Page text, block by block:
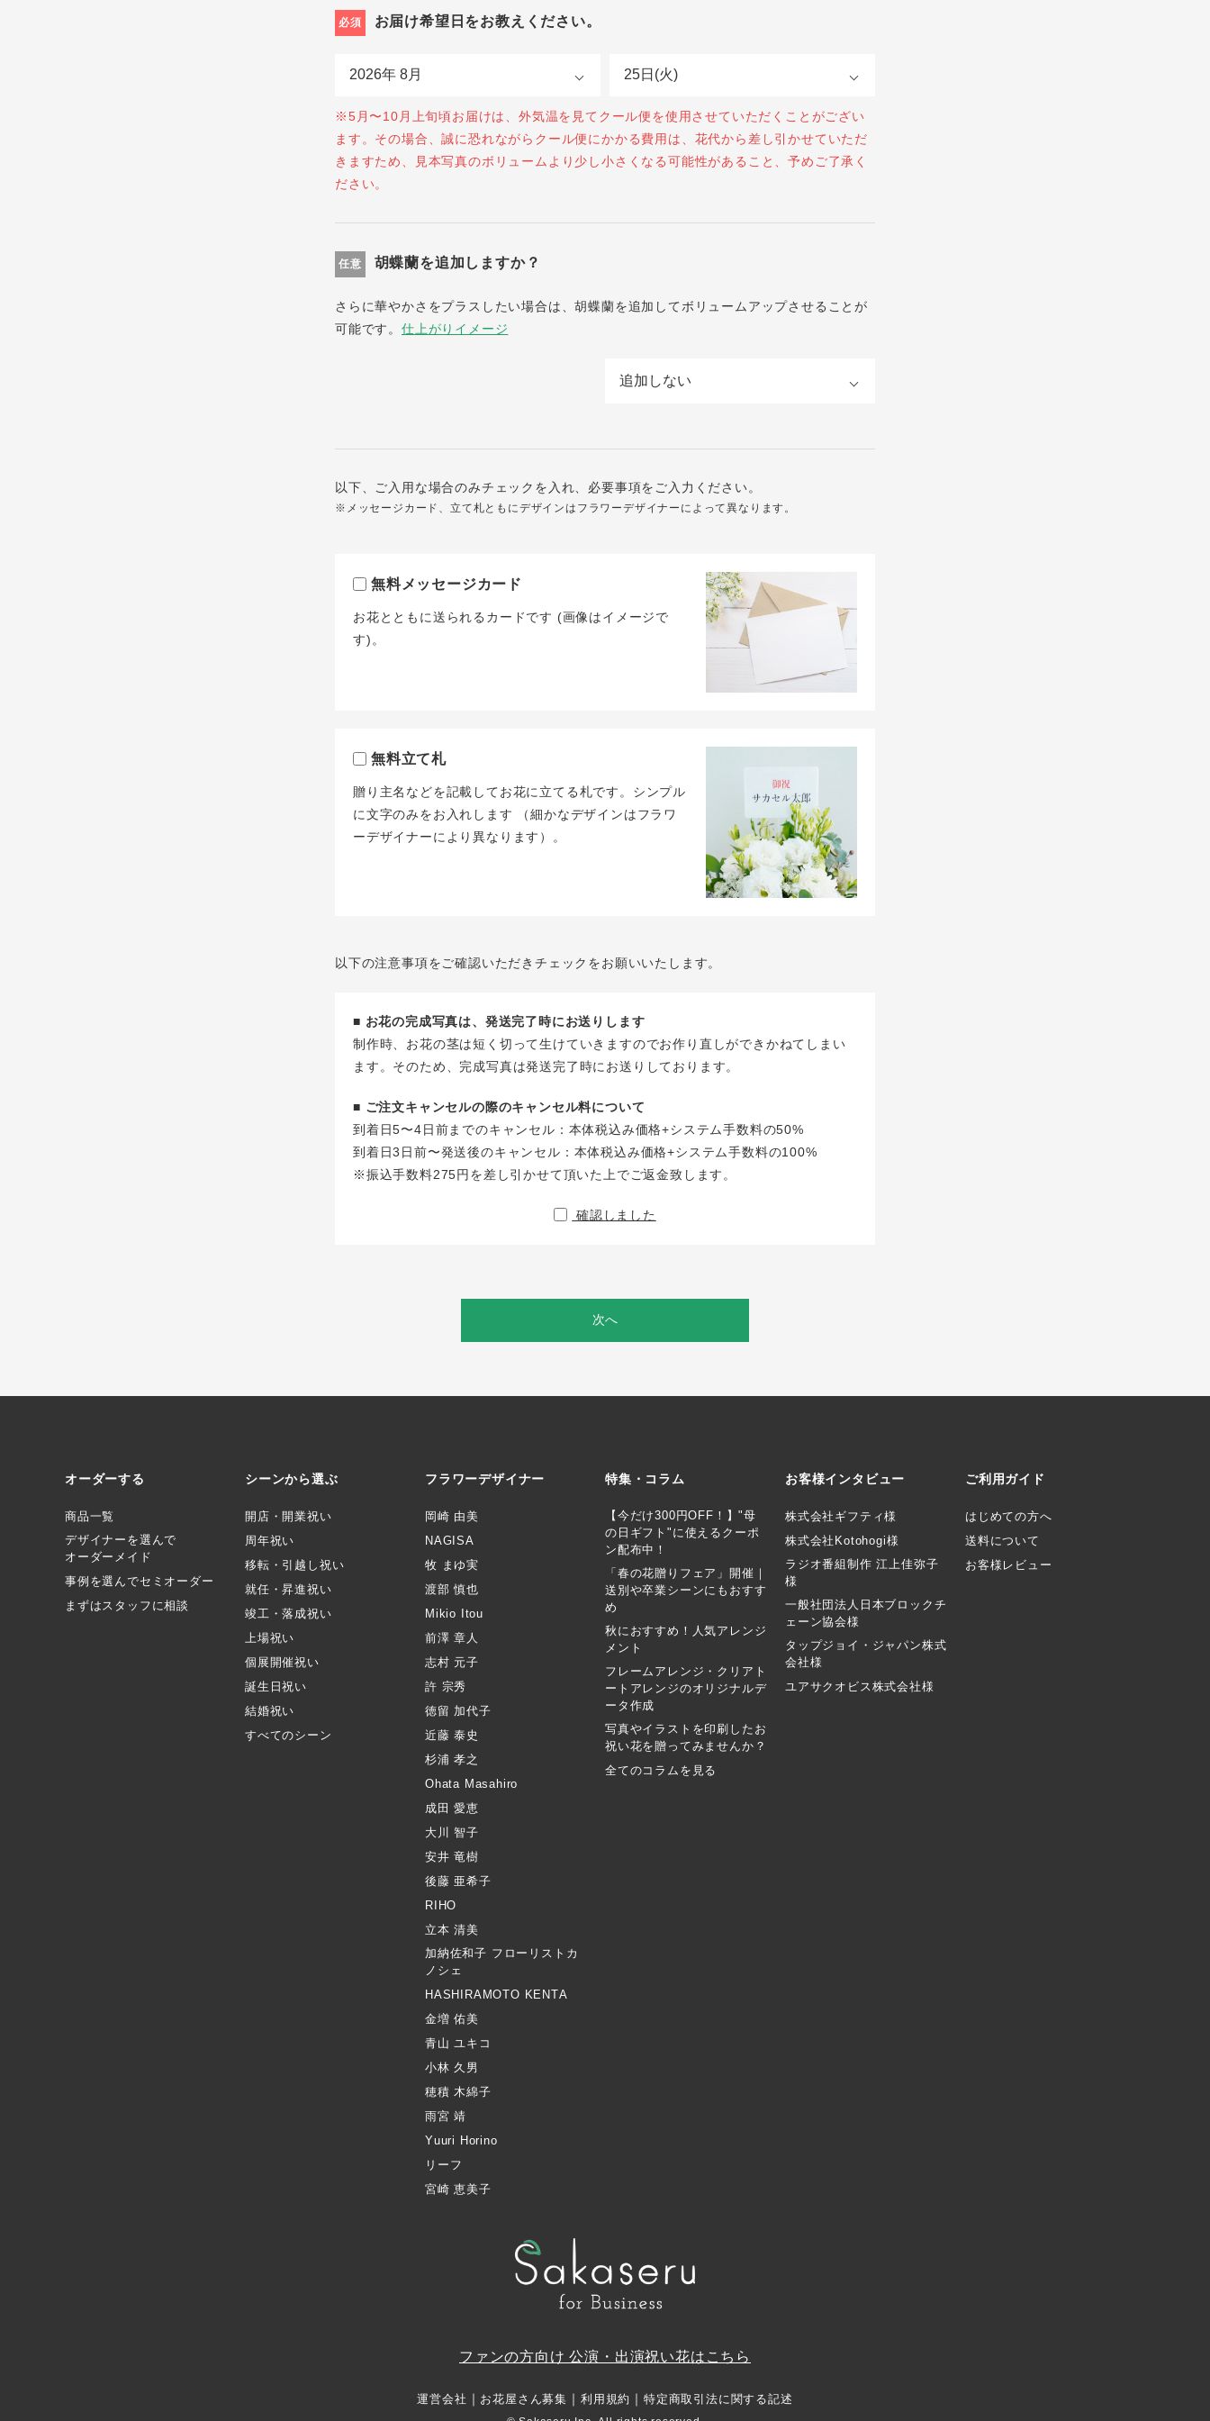
必須 お届け希望日をお教えください。
※5月〜10月上旬頃お届けは、外気温を見てクール便を使用させていただくことがござい
ます。その場合、誠に恐れながらクール便にかかる費用は、花代から差し引かせていただ
きますため、見本写真のボリュームより少し小さくなる可能性があること、予めご了承く
ださい。
任意 胡蝶蘭を追加しますか？
さらに華やかさをプラスしたい場合は、胡蝶蘭を追加してボリュームアップさせることが
可能です。 仕上がりイメージ
以下、ご入用な場合のみチェックを入れ、必要事項をご入力ください。
※メッセージカード、立て札ともにデザインはフラワーデザイナーによって異なります。
無料メッセージカード
お花とともに送られるカードです (画像はイメージで
す)。
無料立て札
贈り主名などを記載してお花に立てる札です。シンプル
に文字のみをお入れします （細かなデザインはフラワ
ーデザイナーにより異なります）。
以下の注意事項をご確認いただきチェックをお願いいたします。
■ お花の完成写真は、発送完了時にお送りします
制作時、お花の茎は短く切って生けていきますのでお作り直しができかねてしまい
ます。そのため、完成写真は発送完了時にお送りしております。
■ ご注文キャンセルの際のキャンセル料について
到着日5〜4日前までのキャンセル：本体税込み価格+システム手数料の50%
到着日3日前〜発送後のキャンセル：本体税込み価格+システム手数料の100%
※振込手数料275円を差し引かせて頂いた上でご返金致します。
確認しました
次へ
オーダーする
商品一覧
デザイナーを選んで
オーダーメイド
事例を選んでセミオーダー
まずはスタッフに相談
シーンから選ぶ
開店・開業祝い
周年祝い
移転・引越し祝い
就任・昇進祝い
竣工・落成祝い
上場祝い
個展開催祝い
誕生日祝い
結婚祝い
すべてのシーン
フラワーデザイナー
岡崎 由美
NAGISA
牧 まゆ実
渡部 慎也
Mikio Itou
前澤 章人
志村 元子
許 宗秀
徳留 加代子
近藤 泰史
杉浦 孝之
Ohata Masahiro
成田 愛恵
大川 智子
安井 竜樹
後藤 亜希子
RIHO
立本 清美
加納佐和子 フローリストカ
ノシェ
HASHIRAMOTO KENTA
金増 佑美
青山 ユキコ
小林 久男
穂積 木綿子
雨宮 靖
Yuuri Horino
リーフ
宮崎 恵美子
特集・コラム
【今だけ300円OFF！】"母
の日ギフト"に使えるクーポ
ン配布中！
「春の花贈りフェア」開催｜
送別や卒業シーンにもおすす
め
秋におすすめ！人気アレンジ
メント
フレームアレンジ・クリアト
ートアレンジのオリジナルデ
ータ作成
写真やイラストを印刷したお
祝い花を贈ってみませんか？
全てのコラムを見る
お客様インタビュー
株式会社ギフティ様
株式会社Kotohogi様
ラジオ番組制作 江上佳弥子
様
一般社団法人日本ブロックチ
ェーン協会様
タップジョイ・ジャパン株式
会社様
ユアサクオビス株式会社様
ご利用ガイド
はじめての方へ
送料について
お客様レビュー
ファンの方向け 公演・出演祝い花はこちら
運営会社 ｜ お花屋さん募集 ｜ 利用規約 ｜ 特定商取引法に関する記述